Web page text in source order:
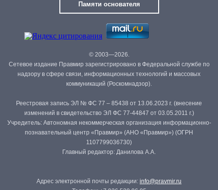
Памяти основателя
© 2003—2026.
Сетевое издание Правмир зарегистрировано в Федеральной службе по
надзору в сфере связи, информационных технологий и массовых
коммуникаций (Роскомнадзор).
Реестровая запись ЭЛ № ФС 77 – 85438 от 13.06.2023 г. (внесение
изменений в свидетельство ЭЛ ФС 77-44847 от 03.05.2011 г.)
Учредитель: Автономная некоммерческая организация информационно-
познавательный центр «Правмир» (АНО «Правмир») (ОГРН
1107799036730)
Главный редактор: Данилова А.А.
Адрес электронной почты редакции: info@pravmir.ru